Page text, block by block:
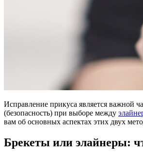
Исправление прикуса является важной
(безопасность) при выборе между
вам об основных аспектах этих двух
Брекеты или элайнеры: